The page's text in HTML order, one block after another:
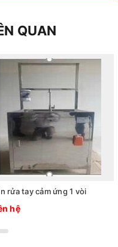
QUAN
rửa tay cảm ứng 1 vòi
hệ